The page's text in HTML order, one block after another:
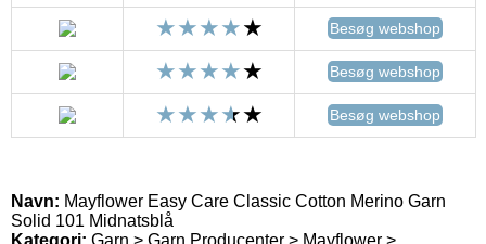
Besøg webshop
Besøg webshop
Besøg webshop
Navn: Mayflower Easy Care Classic Cotton Merino Garn
Solid 101 Midnatsblå
Kategori: Garn > Garn Producenter > Mayflower >